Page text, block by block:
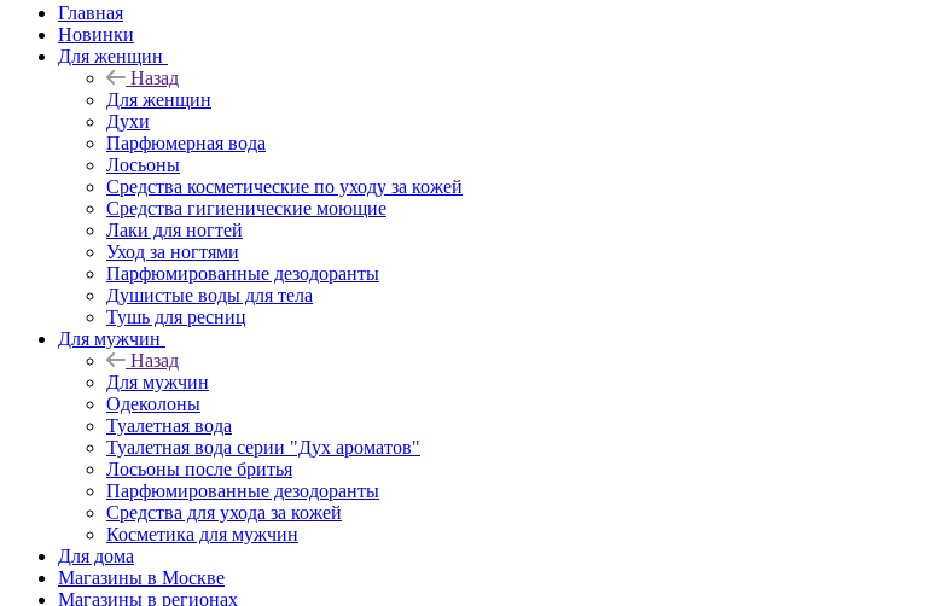
Главная
Новинки
Для женщин
Назад
Для женщин
Духи
Парфюмерная вода
Лосьоны
Средства косметические по уходу за кожей
Средства гигиенические моющие
Лаки для ногтей
Уход за ногтями
Парфюмированные дезодоранты
Душистые воды для тела
Тушь для ресниц
Для мужчин
Назад
Для мужчин
Одеколоны
Туалетная вода
Туалетная вода серии "Дух ароматов"
Лосьоны после бритья
Парфюмированные дезодоранты
Средства для ухода за кожей
Косметика для мужчин
Для дома
Магазины в Москве
Магазины в регионах